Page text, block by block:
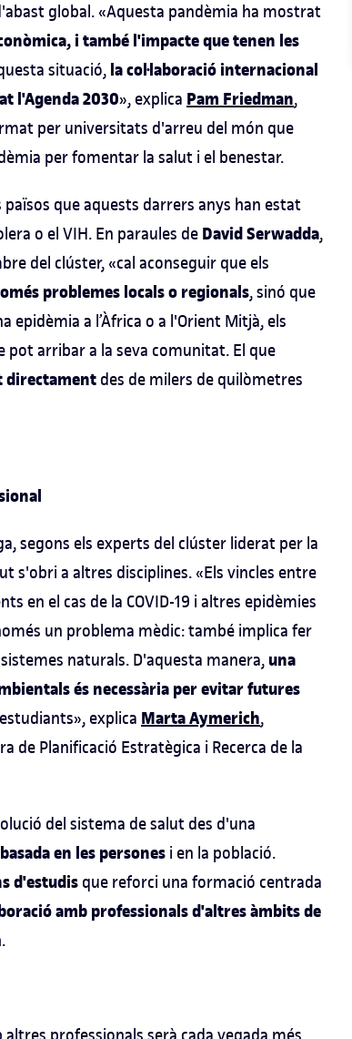
global. «Aquesta pandèmia ha mostrat
i també l'impacte que tenen les
situació, la col·laboració internacional
l'Agenda 2030», explica Pam Friedman,
per universitats d'arreu del món que
per fomentar la salut i el benestar.
que aquests darrers anys han estat
o el VIH. En paraules de David Serwadda,
del clúster, «cal aconseguir que els
problemes locals o regionals, sinó que
a l’Àfrica o a l'Orient Mitjà, els
pot arribar a la seva comunitat. El que
directament des de milers de quilòmetres
segons els experts del clúster liderat per la
s'obri a altres disciplines. «Els vincles entre
en el cas de la COVID-19 i altres epidèmies
un problema mèdic: també implica fer
naturals. D'aquesta manera, una
és necessària per evitar futures
explica Marta Aymerich,
de Planificació Estratègica i Recerca de la
del sistema de salut des d'una
en les persones i en la població.
d'estudis que reforci una formació centrada
amb professionals d'altres àmbits de